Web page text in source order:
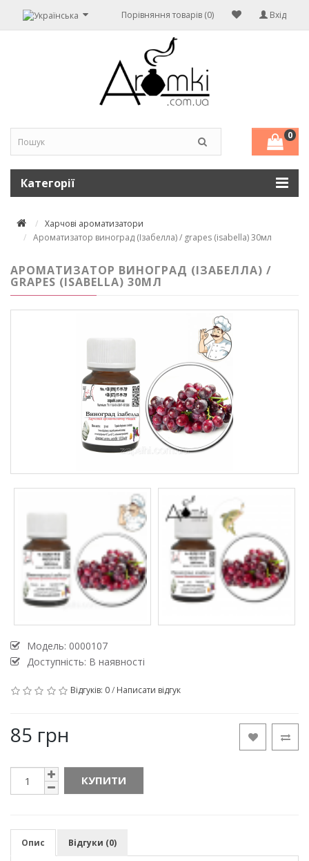
Вхід
Порівняння товарів (0)
0
Категорії
Харчові ароматизатори
Ароматизатор виноград (Ізабелла) / grapes (isabella) 30мл
АРОМАТИЗАТОР ВИНОГРАД (ІЗАБЕЛЛА) /
GRAPES (ISABELLA) 30МЛ
Модель: 0000107
Доступність: В наявності
Відгуків: 0/ Написати відгук
85 грн
КУПИТИ
Опис Відгуки (0)